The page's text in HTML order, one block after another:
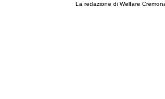
La redazione di Welfare